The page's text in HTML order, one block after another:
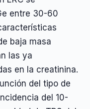
entre 30-60
baja masa
las ya
en la creatinina.
del tipo de
del 10-